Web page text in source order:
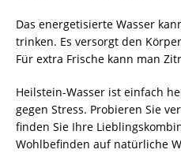
Das energetisierte Wasser
trinken. Es versorgt den
Für extra Frische kann man
Heilstein-Wasser ist einfach
gegen Stress. Probieren Sie
finden Sie Ihre
Wohlbefinden auf natürliche